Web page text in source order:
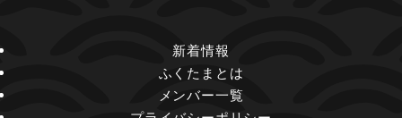
新着情報
ふくたまとは
メンバー一覧